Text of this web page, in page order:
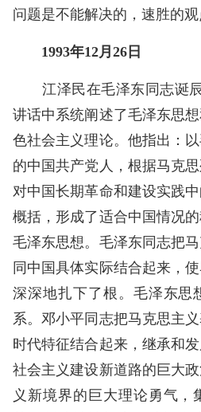
问题是不能解决的，速胜的观
1993年12月26日
江泽民在毛泽东同志诞辰
讲话中系统阐述了毛泽东思
色社会主义理论。他指出：
的中国共产党人，根据马克
对中国长期革命和建设实践
概括，形成了适合中国情况
毛泽东思想。毛泽东同志把
同中国具体实际结合起来，
深深地扎下了根。毛泽东思
系。邓小平同志把马克思主
时代特征结合起来，继承和
社会主义建设新道路的巨大
义新境界的巨大理论勇气，